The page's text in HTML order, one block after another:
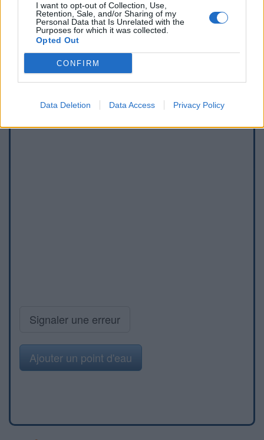
I want to opt-out of Collection, Use,
Retention, Sale, and/or Sharing of my
Personal Data that Is Unrelated with the
Purposes for which it was collected.
Opted Out
CONFIRM
Data Deletion Data Access Privacy Policy
Afficher la carte
Signaler une erreur
Ajouter un point d'eau